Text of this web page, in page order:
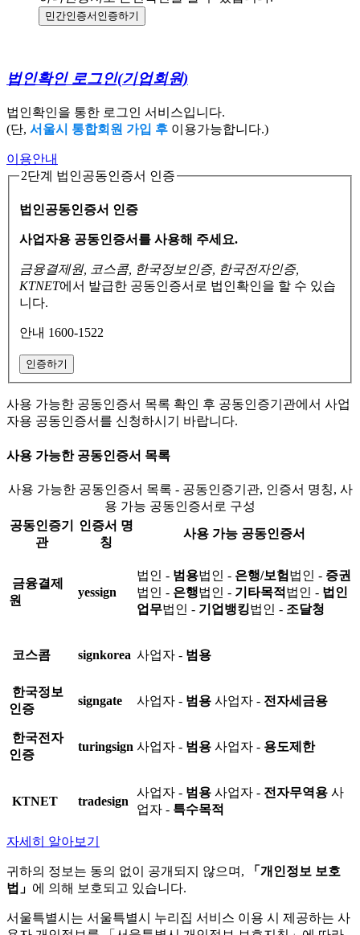
민간인증서 인증하기
법인확인 로그인(기업회원)
법인확인을 통한 로그인 서비스입니다.
(단, 서울시 통합회원 가입 후 이용가능합니다.)
이용안내
2단계 법인공동인증서 인증
법인공동인증서 인증
사업자용 공동인증서를 사용해 주세요.
금융결제원, 코스콤, 한국정보인증, 한국전자인증,
KTNET에서 발급한 공동인증서로 법인확인을 할 수 있습
니다.
안내 1600-1522
인증하기
사용 가능한 공동인증서 목록 확인 후 공동인증기관에서 사업
자용 공동인증서를 신청하시기 바랍니다.
사용 가능한 공동인증서 목록
사용 가능한 공동인증서 목록 - 공동인증기관, 인증서 명칭, 사
용 가능 공동인증서로 구성
공동인증기
관
인증서 명
칭
사용 가능 공동인증서
금융결제
원
yessign
법인 - 범용법인 - 은행/보험 법인 - 증권
법인 - 은행법인 - 기타목적 법인 - 법인
업무법인 - 기업뱅킹법인 - 조달청
코스콤 signkorea 사업자 - 범용
한국정보
인증
signgate 사업자 - 범용 사업자 - 전자세금용
한국전자
인증
turingsign 사업자 - 범용 사업자 - 용도제한
KTNET tradesign
사업자 - 범용 사업자 - 전자무역용 사
업자 - 특수목적
자세히 알아보기
귀하의 정보는 동의 없이 공개되지 않으며,
「개인정보 보호
법」 에 의해 보호되고 있습니다.
서울특별시는 서울특별시 누리집 서비스 이용 시 제공하는 사